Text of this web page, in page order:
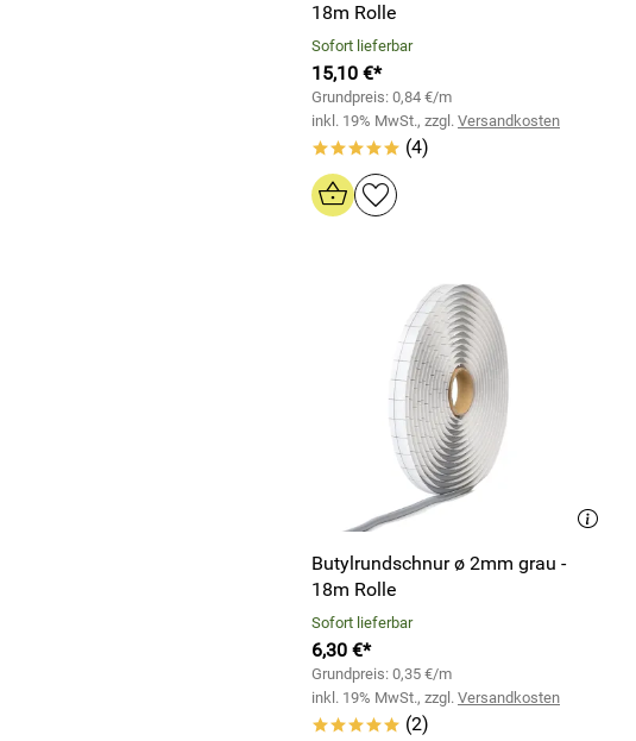
18m Rolle
Sofort lieferbar
15,10 €*
Grundpreis: 0,84 €/m
inkl. 19% MwSt., zzgl. Versandkosten
***** (4)
Butylrundschnur ø 2mm grau -
18m Rolle
Sofort lieferbar
6,30 €*
Grundpreis: 0,35 €/m
inkl. 19% MwSt., zzgl. Versandkosten
***** (2)